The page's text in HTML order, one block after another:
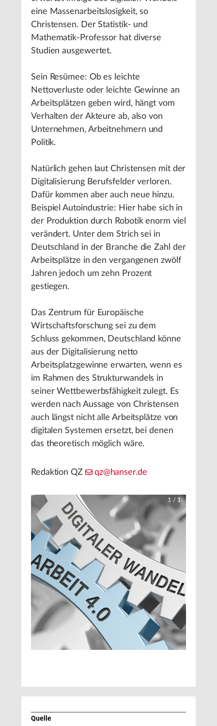
eine Massenarbeitslosigkeit, so
Christensen. Der Statistik- und
Mathematik-Professor hat diverse
Studien ausgewertet.
Sein Resümee: Ob es leichte
Nettoverluste oder leichte Gewinne an
Arbeitsplätzen geben wird, hängt vom
Verhalten der Akteure ab, also von
Unternehmen, Arbeitnehmern und
Politik.
Natürlich gehen laut Christensen mit der
Digitalisierung Berufsfelder verloren.
Dafür kommen aber auch neue hinzu.
Beispiel Autoindustrie: Hier habe sich in
der Produktion durch Robotik enorm viel
verändert. Unter dem Strich sei in
Deutschland in der Branche die Zahl der
Arbeitsplätze in den vergangenen zwölf
Jahren jedoch um zehn Prozent
gestiegen.
Das Zentrum für Europäische
Wirtschaftsforschung sei zu dem
Schluss gekommen, Deutschland könne
aus der Digitalisierung netto
Arbeitsplatzgewinne erwarten, wenn es
im Rahmen des Strukturwandels in
seiner Wettbewerbsfähigkeit zulegt. Es
werden nach Aussage von Christensen
auch längst nicht alle Arbeitsplätze von
digitalen Systemen ersetzt, bei denen
das theoretisch möglich wäre.
Redaktion QZ qz@hanser.de
1 / 1
Quelle